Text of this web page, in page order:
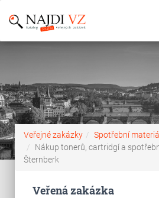
Veřejné zakázky
Spotřební materiál
Nákup tonerů, cartridgí a
Šternberk
Veřená zakázka